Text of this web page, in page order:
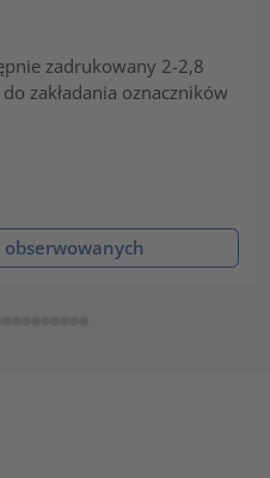
zadrukowany 2-2,8
zakładania oznaczników